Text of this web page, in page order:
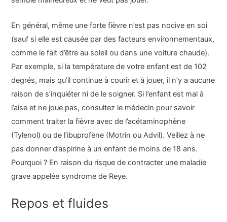
En général, même une forte fièvre n’est pas nocive en soi
(sauf si elle est causée par des facteurs environnementaux,
comme le fait d’être au soleil ou dans une voiture chaude).
Par exemple, si la température de votre enfant est de 102
degrés, mais qu’il continue à courir et à jouer, il n’y a aucune
raison de s’inquiéter ni de le soigner. Si l’enfant est mal à
l’aise et ne joue pas, consultez le médecin pour savoir
comment traiter la fièvre avec de l’acétaminophène
(Tylenol) ou de l’ibuprofène (Motrin ou Advil). Veillez à ne
pas donner d’aspirine à un enfant de moins de 18 ans.
Pourquoi ? En raison du risque de contracter une maladie
grave appelée syndrome de Reye.
Repos et fluides